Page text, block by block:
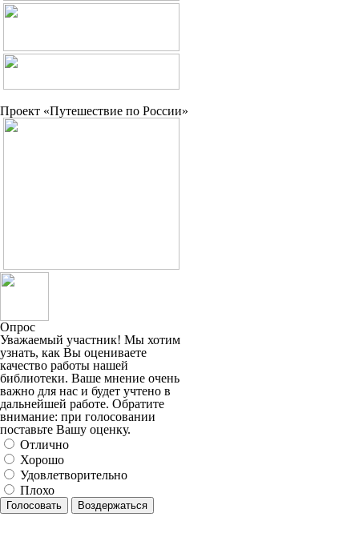
Проект «Путешествие по России»
Опрос
Уважаемый участник! Мы хотим
узнать, как Вы оцениваете
качество работы нашей
библиотеки. Ваше мнение очень
важно для нас и будет учтено в
дальнейшей работе. Обратите
внимание: при голосовании
поставьте Вашу оценку.
Отлично
Хорошо
Удовлетворительно
Плохо
Голосовать Воздержаться